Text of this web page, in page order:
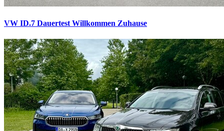
VW ID.7 Dauertest Willkommen Zuhause